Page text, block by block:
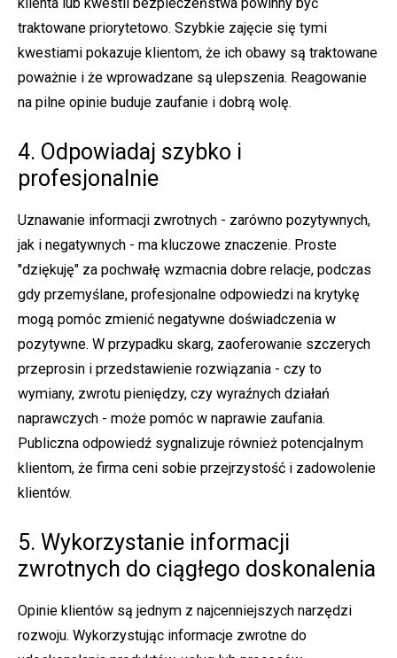
traktowane priorytetowo. Szybkie zajęcie się tymi
kwestiami pokazuje klientom, że ich obawy są traktowane
poważnie i że wprowadzane są ulepszenia. Reagowanie
na pilne opinie buduje zaufanie i dobrą wolę.
4. Odpowiadaj szybko i
profesjonalnie
Uznawanie informacji zwrotnych - zarówno pozytywnych,
jak i negatywnych - ma kluczowe znaczenie. Proste
"dziękuję" za pochwałę wzmacnia dobre relacje, podczas
gdy przemyślane, profesjonalne odpowiedzi na krytykę
mogą pomóc zmienić negatywne doświadczenia w
pozytywne. W przypadku skarg, zaoferowanie szczerych
przeprosin i przedstawienie rozwiązania - czy to
wymiany, zwrotu pieniędzy, czy wyraźnych działań
naprawczych - może pomóc w naprawie zaufania.
Publiczna odpowiedź sygnalizuje również potencjalnym
klientom, że firma ceni sobie przejrzystość i zadowolenie
klientów.
5. Wykorzystanie informacji
zwrotnych do ciągłego doskonalenia
Opinie klientów są jednym z najcenniejszych narzędzi
rozwoju. Wykorzystując informacje zwrotne do